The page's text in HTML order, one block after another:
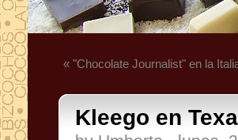
« "Chocolate Journalist" en la
Kleego en